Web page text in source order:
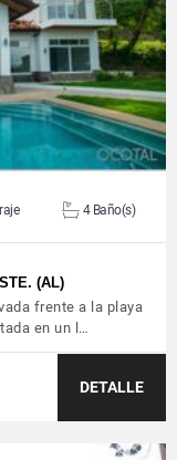
4 Baño(s)
(AL)
frente a la playa
en un l…
DETALLE